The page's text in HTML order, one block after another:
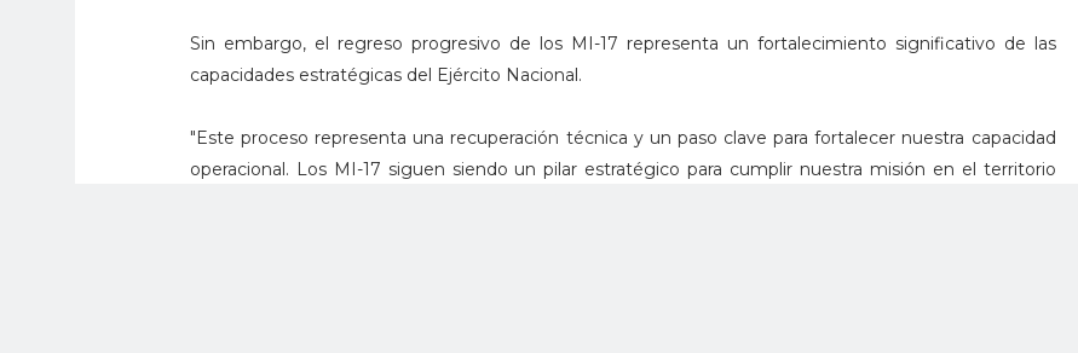
Sin embargo, el regreso progresivo de los MI-17 representa un fortalecimiento significativo de las
capacidades estratégicas del Ejército Nacional.
"Este proceso representa una recuperación técnica y un paso clave para fortalecer nuestra capacidad
operacional. Los MI-17 siguen siendo un pilar estratégico para cumplir nuestra misión en el territorio